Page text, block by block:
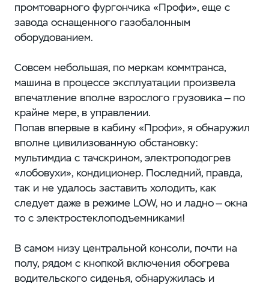
промтоварного фургончика «Профи», еще с
завода оснащенного газобалонным
оборудованием.
Совсем небольшая, по меркам коммтранса,
машина в процессе эксплуатации произвела
впечатление вполне взрослого грузовика — по
крайне мере, в управлении.
Попав впервые в кабину «Профи», я обнаружил
вполне цивилизованную обстановку:
мультимдиа с тачскрином, электроподогрев
«лобовухи», кондиционер. Последний, правда,
так и не удалось заставить холодить, как
следует даже в режиме LOW, но и ладно — окна
то с электростеклоподъемниками!
В самом низу центральной консоли, почти на
полу, рядом с кнопкой включения обогрева
водительского сиденья, обнаружилась и